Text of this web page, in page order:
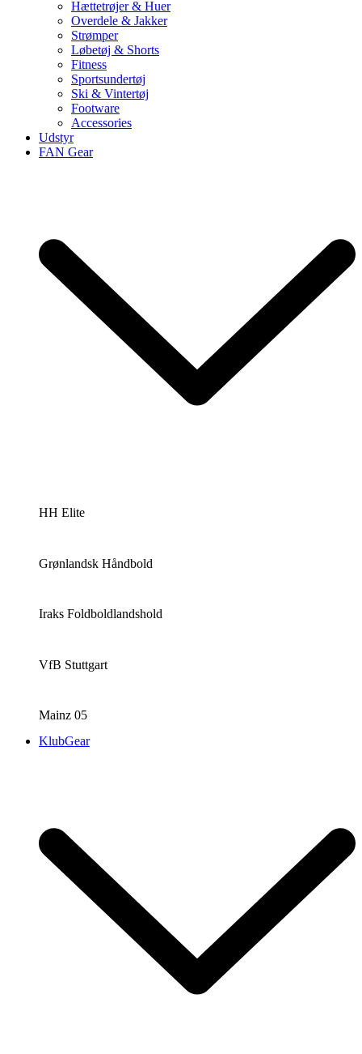
Hættetrøjer & Huer
Overdele & Jakker
Strømper
Løbetøj & Shorts
Fitness
Sportsundertøj
Ski & Vintertøj
Footware
Accessories
Udstyr
FAN Gear
HH Elite
Grønlandsk Håndbold
Iraks Foldboldlandshold
VfB Stuttgart
Mainz 05
KlubGear